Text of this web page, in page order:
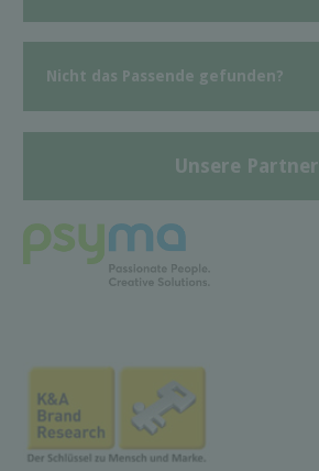
Nicht das Passende gefunden?
Unsere Partner